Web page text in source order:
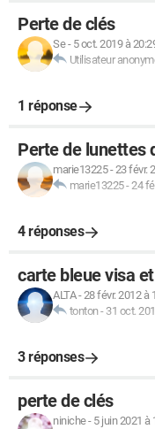
Perte de clés
Se- 5 oct. 2019 à
Utilisateur
1 réponse
Perte de lunettes
marie13225-23 févr.
marie13225-24
4 réponses
carte bleue visa
ALTA-28 févr. 2012 à
tonton- 31 oct.
3 réponses
perte de clés
niniche- 5 juin 2021 à